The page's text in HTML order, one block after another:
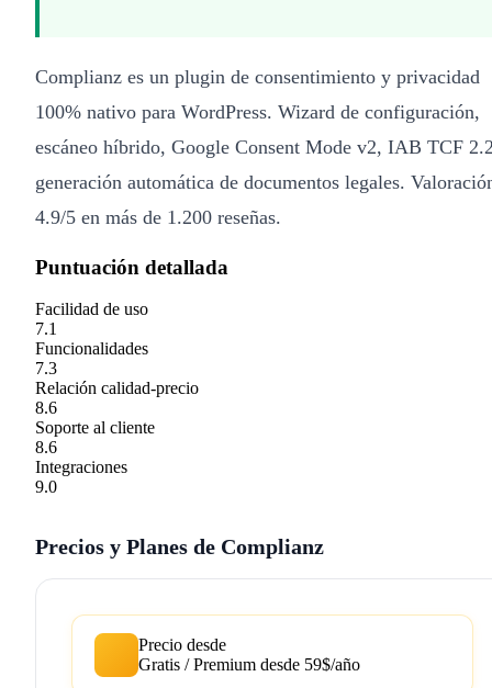
Complianz es un plugin de consentimiento y privacidad
100% nativo para WordPress. Wizard de configuración,
escáneo híbrido, Google Consent Mode v2, IAB TCF
generación automática de documentos legales.
4.9/5 en más de 1.200 reseñas.
Puntuación detallada
Facilidad de uso
7.1
Funcionalidades
7.3
Relación calidad-precio
8.6
Soporte al cliente
8.6
Integraciones
9.0
Precios y Planes de Complianz
Precio desde
Gratis / Premium desde 59$/año